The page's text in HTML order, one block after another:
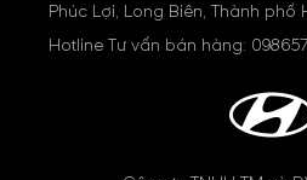
Phúc Lợi, Long Biên, Thành phố
Hotline Tư vấn bán hàng: